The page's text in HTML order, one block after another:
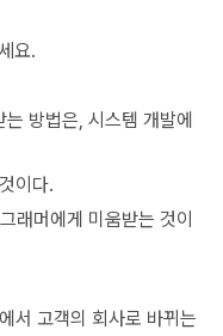
요.
방법은, 시스템 개발에
이다.
래머에게 미움받는 것이
서 고객의 회사로 바뀌는